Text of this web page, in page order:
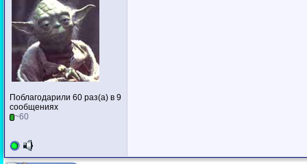
Поблагодарили 60 раз(а) в 9
сообщениях
~60